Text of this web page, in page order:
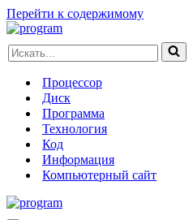
Перейти к содержимому
Искать...
Процессор
Диск
Программа
Технология
Код
Информация
Компьютерный сайт